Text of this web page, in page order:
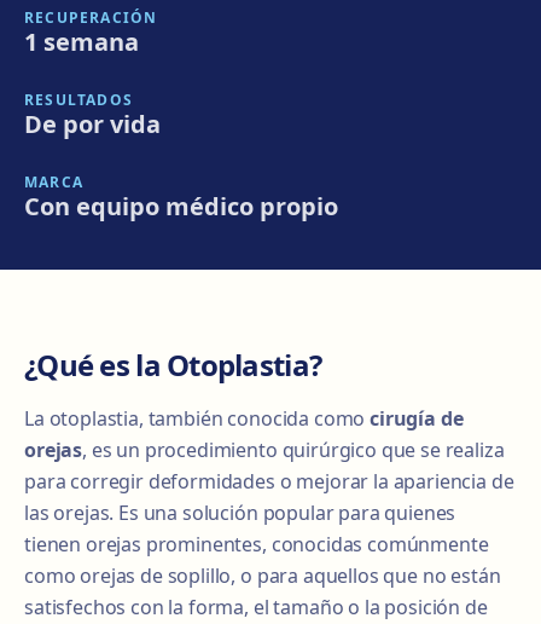
RECUPERACIÓN
1 semana
RESULTADOS
De por vida
MARCA
Con equipo médico propio
¿Qué es la Otoplastia?
La otoplastia, también conocida comocirugía de
orejas, es un procedimiento quirúrgico que se realiza
para corregir deformidades o mejorar la apariencia de
las orejas. Es una solución popular para quienes
tienen orejas prominentes, conocidas comúnmente
como orejas de soplillo, o para aquellos que no están
satisfechos con la forma, el tamaño o la posición de